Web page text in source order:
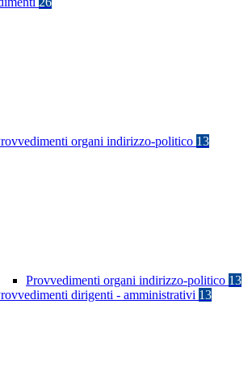
organi indirizzo-politico 13
Provvedimenti organi indirizzo-politico 13
dirigenti - amministrativi 13